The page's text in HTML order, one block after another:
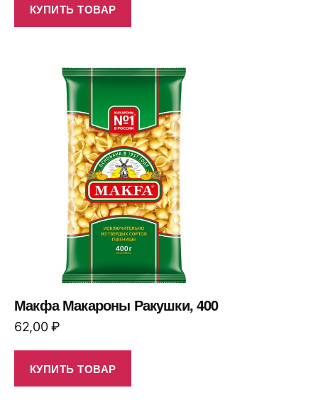
КУПИТЬ ТОВАР
Макфа Макароны Ракушки, 400
62,00₽
КУПИТЬ ТОВАР